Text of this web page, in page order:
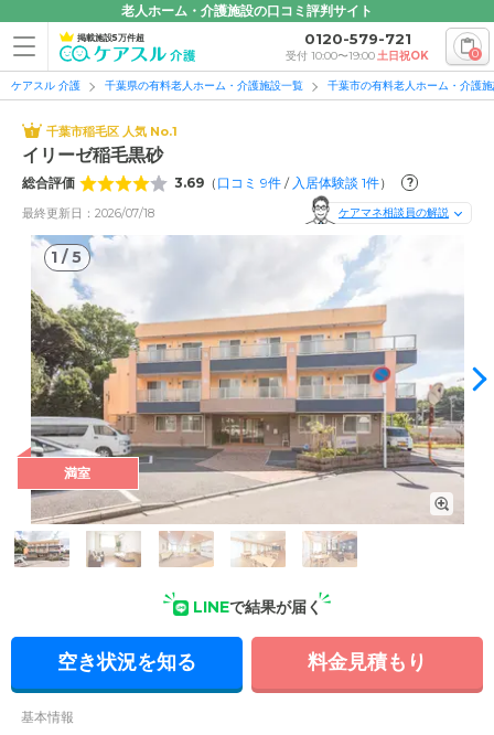
老人ホーム・介護施設の口コミ評判サイト
掲載施設5万件超 0120-579-721
受付 10:00〜19:00土日祝OK 0
ケアスル 介護 千葉県の有料老人ホーム・介護施設一覧 千葉市の有料老人ホーム・介護
千葉市稲毛区 人気 No.1
イリーゼ稲毛黒砂
総合評価 3.69 （ 口コミ 9件 /入居体験談 1件） ?
最終更新日：2026/07/18 ケアマネ相談員の解説
1 /5
外観: ベージュとグレーの落ち着いた外観です。3階建ての建物
で居室数は55室。全室個室となっています。
満室
LINEで結果が届く
空き状況を知る 料金見積もり
基本情報